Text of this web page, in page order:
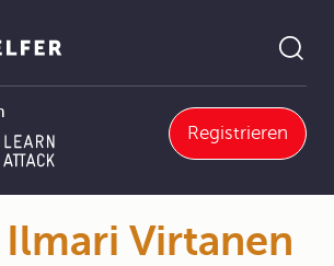
Registrieren
Artturi Ilmari Virtanen
Virtanen